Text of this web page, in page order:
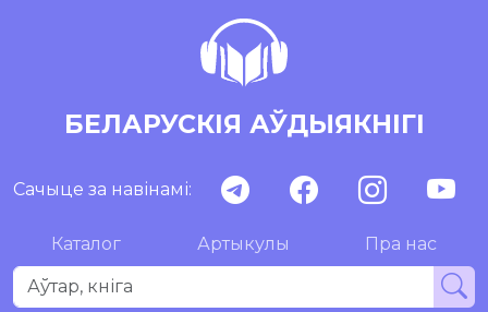
БЕЛАРУСКІЯ АЎДЫЯКНІГІ
Сачыце за навінамі:
Каталог Артыкулы Пра нас